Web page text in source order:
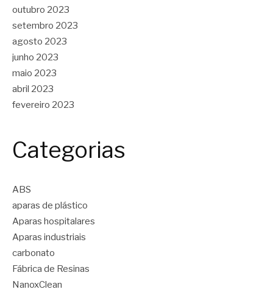
outubro 2023
setembro 2023
agosto 2023
junho 2023
maio 2023
abril 2023
fevereiro 2023
Categorias
ABS
aparas de plástico
Aparas hospitalares
Aparas industriais
carbonato
Fábrica de Resinas
NanoxClean